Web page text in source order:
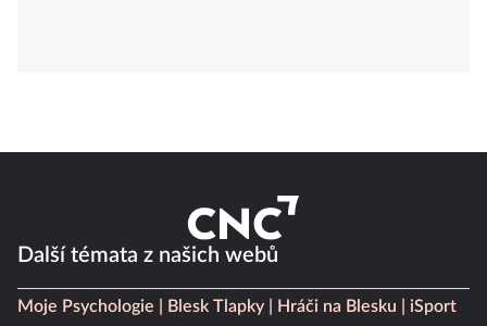
Další témata z našich webů
Moje Psychologie Blesk Tlapky Hráči na Blesku
iSport